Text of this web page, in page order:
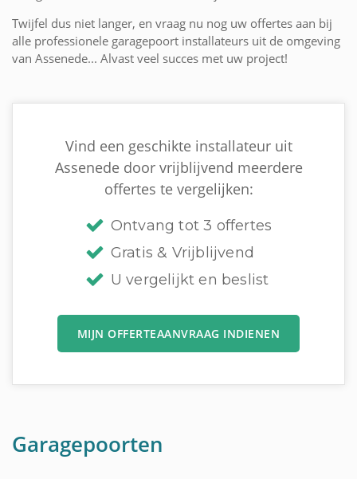
Twijfel dus niet langer, en vraag nu nog uw offertes aan bij
alle professionele garagepoort installateurs uit de omgeving
van Assenede... Alvast veel succes met uw project!
Vind een geschikte installateur uit
Assenede door vrijblijvend meerdere
offertes te vergelijken:
Ontvang tot 3 offertes
Gratis & Vrijblijvend
U vergelijkt en beslist
MIJN OFFERTEAANVRAAG INDIENEN
Garagepoorten